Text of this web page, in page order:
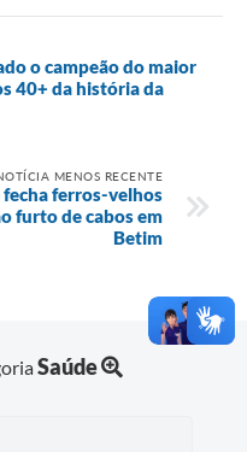
o campeão do maior
40+ da história da
MENOS RECENTE
fecha ferros-velhos
furto de cabos em
Betim
Saúde